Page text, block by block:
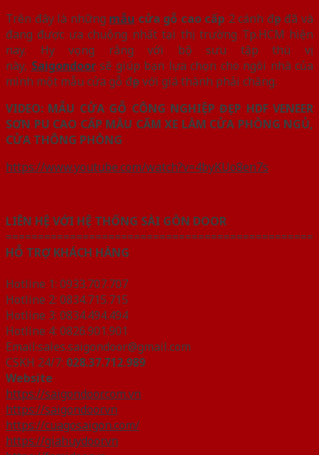
Trên đây là những mẫu cửa gỗ cao cấp 2 cánh đẹp đã và
đang được ưa chuộng nhất tại thị trường Tp.HCM hiện
nay. Hy vọng rằng với bộ sưu tập thú vị
này, Saigondoorsẽ giúp bạn lựa chọn cho ngôi nhà của
mình một mẫu cửa gỗ đẹp với giá thành phải chăng.
VIDEO: MẪU CỬA GỖ CÔNG NGHIỆP ĐẸP HDF VENEER
SƠN PU CAO CẤP MÀU CĂM XE LÀM CỬA PHÒNG NGỦ,
CỬA THÔNG PHÒNG
https://www.youtube.com/watch?v=4byKUo8en7s
LIÊN HỆ VỚI HỆ THỐNG SÀI GÒN DOOR
================================================
HỖ TRỢ KHÁCH HÀNG
Hotline 1: 0933.707.707
Hotline 2: 0834.715.715
Hotline 3: 0834.494.494
Hotline 4: 0826.901.901
Email:sales.saigondoor@gmail.com
CSKH 24/7: 028.37.712.989
Website
https://saigondoor.com.vn
https://saigondoor.vn
https://cuagosaigon.com/
https://giahuydoor.vn